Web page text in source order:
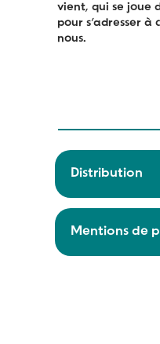
vient, qui se joue
pour s’adresser à
nous.
Distribution
Mentions de